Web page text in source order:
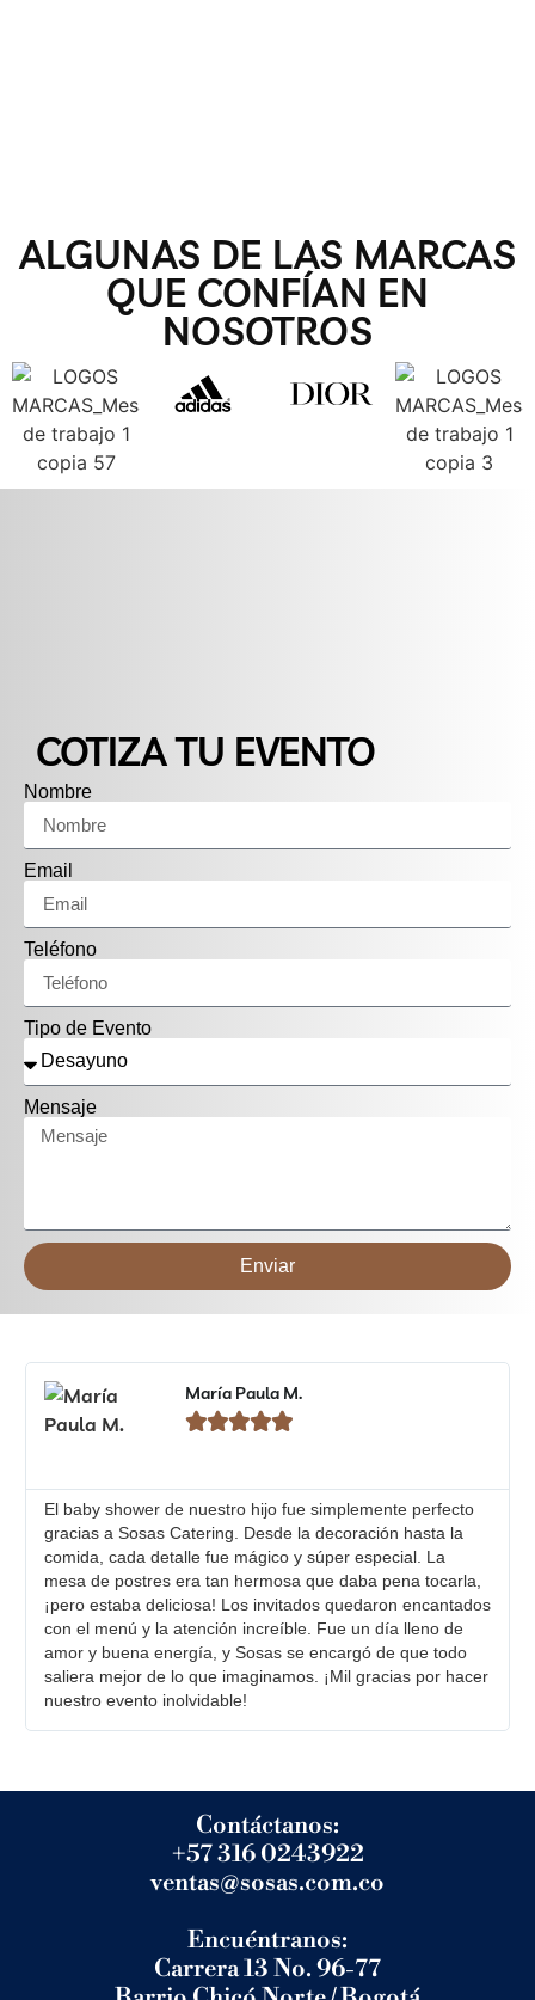
ALGUNAS DE LAS MARCAS
QUE CONFÍAN EN
NOSOTROS
COTIZA TU EVENTO
Nombre
Email
Teléfono
Tipo de Evento
Mensaje
Enviar
María Paula M.

El baby shower de nuestro hijo fue simplemente perfecto
gracias a Sosas Catering. Desde la decoración hasta la
comida, cada detalle fue mágico y súper especial. La
mesa de postres era tan hermosa que daba pena tocarla,
¡pero estaba deliciosa! Los invitados quedaron encantados
con el menú y la atención increíble. Fue un día lleno de
amor y buena energía, y Sosas se encargó de que todo
saliera mejor de lo que imaginamos. ¡Mil gracias por hacer
nuestro evento inolvidable!
Contáctanos:
+57 316 0243922
ventas@sosas.com.co
Encuéntranos:
Carrera 13 No. 96-77